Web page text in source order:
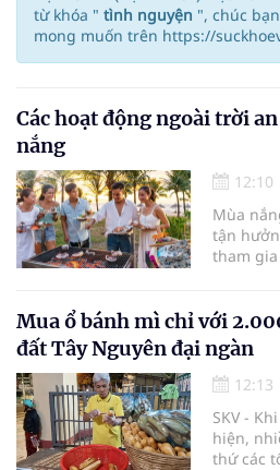
từ khóa " tình nguyện ", chúc
mong muốn trên https://
Các hoạt động ngoài trời
nắng
12:10
Mùa
tận
tham
rất quan
Bài viết
những
hoạt
mùa
vừa đảm
Mua ổ bánh mì chỉ với
đất Tây Nguyên đại ngàn
12:13
SKV -
hiện,
thứ các